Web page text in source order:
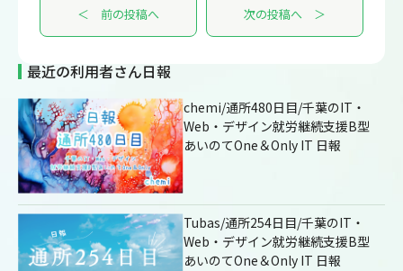
＜ 前の投稿へ 次の投稿へ ＞
最近の利用者さん日報
chemi/通所480日目/千葉のIT・
Web・デザイン就労継続支援B型
あいのてOne＆Only IT 日報
Tubas/通所254日目/千葉のIT・
Web・デザイン就労継続支援B型
あいのてOne＆Only IT 日報